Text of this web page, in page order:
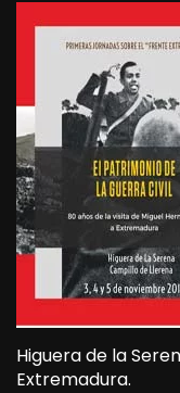
Higuera de la
Extremadura.